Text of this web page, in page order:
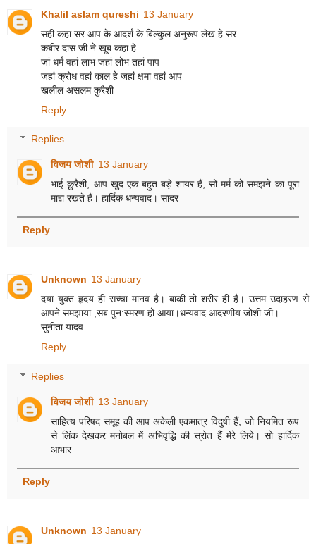
Khalil aslam qureshi 13 January
सही कहा सर आप के आदर्श के बिल्कुल अनुरूप लेख हे सर
कबीर दास जी ने खूब कहा हे
जां धर्म वहां लाभ जहां लोभ तहां पाप
जहां क्रोध वहां काल हे जहां क्षमा वहां आप
खलील असलम कुरैशी
Reply
Replies
विजय जोशी 13 January
भाई क़ुरैशी, आप खुद एक बहुत बड़े शायर हैं, सो मर्म को समझने का पूरा
माद्दा रखते हैं। हार्दिक धन्यवाद। सादर
Reply
Unknown 13 January
दया युक्त हृदय ही सच्चा मानव है। बाकी तो शरीर ही है। उत्तम उदाहरण से
आपने समझाया ,सब पुन:स्मरण हो आया।धन्यवाद आदरणीय जोशी जी।
सुनीता यादव
Reply
Replies
विजय जोशी 13 January
साहित्य परिषद समूह की आप अकेली एकमात्र विदुषी हैं, जो नियमित रूप
से लिंक देखकर मनोबल में अभिवृद्धि की स्रोत हैं मेरे लिये। सो हार्दिक
आभार
Reply
Unknown 13 January